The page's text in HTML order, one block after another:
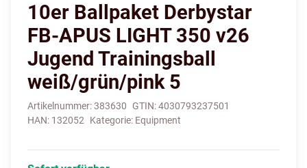
10er Ballpaket Derbystar
FB-APUS LIGHT 350 v26
Jugend Trainingsball
weiß/grün/pink 5
Artikelnummer:383630 GTIN:4030793237501
HAN: 132052 Kategorie: Equipment